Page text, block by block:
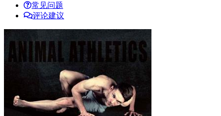
常见问题
评论建议